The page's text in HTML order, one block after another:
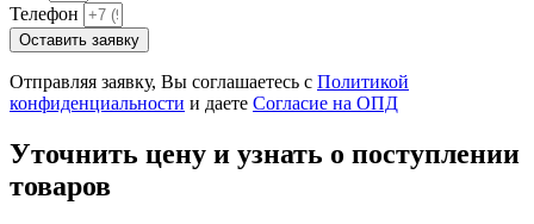
Телефон
Оставить заявку
Отправляя заявку, Вы соглашаетесь с Политикой
конфиденциальности и даете Согласие на ОПД
Уточнить цену и узнать о поступлении
товаров